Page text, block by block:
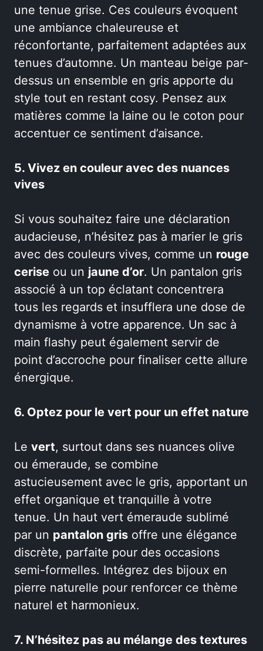
une tenue grise. Ces couleurs évoquent
une ambiance chaleureuse et
réconfortante, parfaitement adaptées aux
tenues d’automne. Un manteau beige par-
dessus un ensemble en gris apporte du
style tout en restant cosy. Pensez aux
matières comme la laine ou le coton pour
accentuer ce sentiment d’aisance.
5. Vivez en couleur avec des nuances
vives
Si vous souhaitez faire une déclaration
audacieuse, n’hésitez pas à marier le gris
avec des couleurs vives, comme un rouge
cerise ou un jaune d’or. Un pantalon gris
associé à un top éclatant concentrera
tous les regards et insufflera une dose de
dynamisme à votre apparence. Un sac à
main flashy peut également servir de
point d’accroche pour finaliser cette allure
énergique.
6. Optez pour le vert pour un effet nature
Le vert, surtout dans ses nuances olive
ou émeraude, se combine
astucieusement avec le gris, apportant un
effet organique et tranquille à votre
tenue. Un haut vert émeraude sublimé
par un pantalon gris offre une élégance
discrète, parfaite pour des occasions
semi-formelles. Intégrez des bijoux en
pierre naturelle pour renforcer ce thème
naturel et harmonieux.
7. N’hésitez pas au mélange des textures